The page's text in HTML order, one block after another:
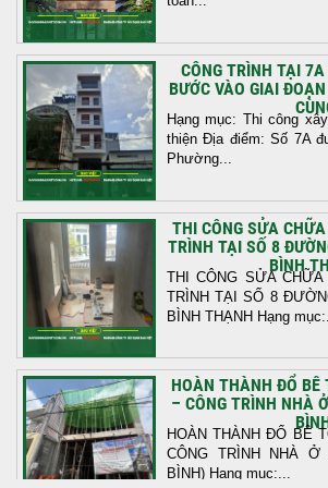
CÔNG TRÌNH TẠI
BƯỚC VÀO GIAI
Hạng mục: Thi công
thiện Địa điểm: Số 7A
Phường...
THI CÔNG SỬA
TRÌNH TẠI SỐ 8
BÌNH
THI CÔNG SỬA
TRÌNH TẠI SỐ 8
BÌNH THẠNH Hạng
HOÀN THÀNH ĐỔ BÊ
– CÔNG TRÌNH NHÀ
HOÀN THÀNH ĐỔ BÊ
CÔNG TRÌNH NHÀ
BÌNH) Hạng mục:...